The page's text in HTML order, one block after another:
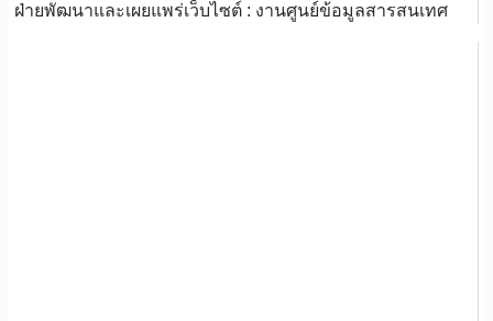
ฝ่ายพัฒนาและเผยแพร่เว็บไซต์ : งานศูนย์ข้อมูลสารสนเทศ